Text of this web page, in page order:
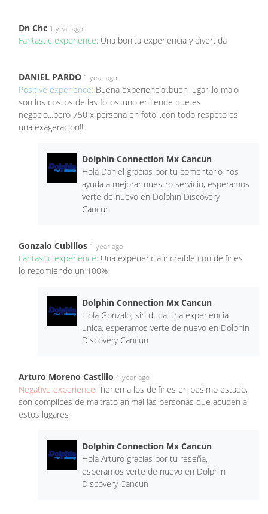
Dn Chc 1 year ago
Fantastic experience: Una bonita experiencia y divertida
DANIEL PARDO 1 year ago
Positive experience: Buena experiencia..buen lugar..lo malo
son los costos de las fotos..uno entiende que es
negocio...pero 750 x persona en foto...con todo respeto es
una exageracion!!!
Dolphin Connection Mx Cancun
Hola Daniel gracias por tu comentario nos
ayuda a mejorar nuestro servicio, esperamos
verte de nuevo en Dolphin Discovery
Cancun
Gonzalo Cubillos 1 year ago
Fantastic experience: Una experiencia increible con delfines
lo recomiendo un 100%
Dolphin Connection Mx Cancun
Hola Gonzalo, sin duda una experiencia
unica, esperamos verte de nuevo en Dolphin
Discovery Cancun
Arturo Moreno Castillo 1 year ago
Negative experience: Tienen a los delfines en pesimo estado,
son complices de maltrato animal las personas que acuden a
estos lugares
Dolphin Connection Mx Cancun
Hola Arturo gracias por tu reseña,
esperamos verte de nuevo en Dolphin
Discovery Cancun